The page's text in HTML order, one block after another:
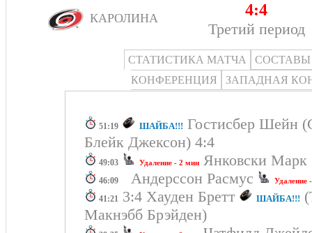
КАРОЛИНА 4:4
Третий период
СТАТИСТИКА МАТЧА
СОСТАВЫ
КОНФЕРЕНЦИЯ
ЗАПАДНАЯ
51:19 ШАЙБА!!! Гостисбер Шейн
Блейк Джексон) 4:4
49:03 Удаление - 2 мин Янковски
46:09 Андерссон Расмус Удаление
41:21 3:4 Хауден Бретт ШАЙБА!!!
Макнэбб Брэйден)